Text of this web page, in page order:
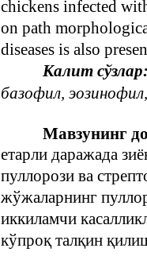
chickens infected
on path
diseases is also
Калит сўзлар:
базофил,
Мавзунинг
етарли даражада
пуллорози ва
жўжаларнинг
иккиламчи
кўпроқ талқин